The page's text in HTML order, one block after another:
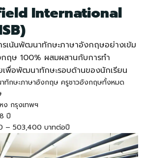
International
รเน้นพัฒนาทักษะภาษาอังกฤษอย่างเข้ม
ฤษ 100% ผสมผสานกับการทำ
พื่อพัฒนาทักษะรอบด้านของนักเรียน
ทักษะภาษาอังกฤษ ครูชาวอังกฤษทั้งหมด
ง กรุงเทพฯ
ปี
– 503,400 บาทต่อปี